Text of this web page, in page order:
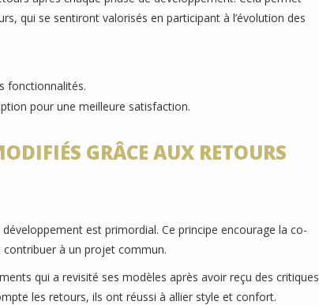
qui se sentiront valorisés en participant à l’évolution des
fonctionnalités.
pour une meilleure satisfaction.
GRÂCE AUX RETOURS
est primordial. Ce principe encourage la co-
à un projet commun.
qui a revisité ses modèles après avoir reçu des critiques
les retours, ils ont réussi à allier style et confort.